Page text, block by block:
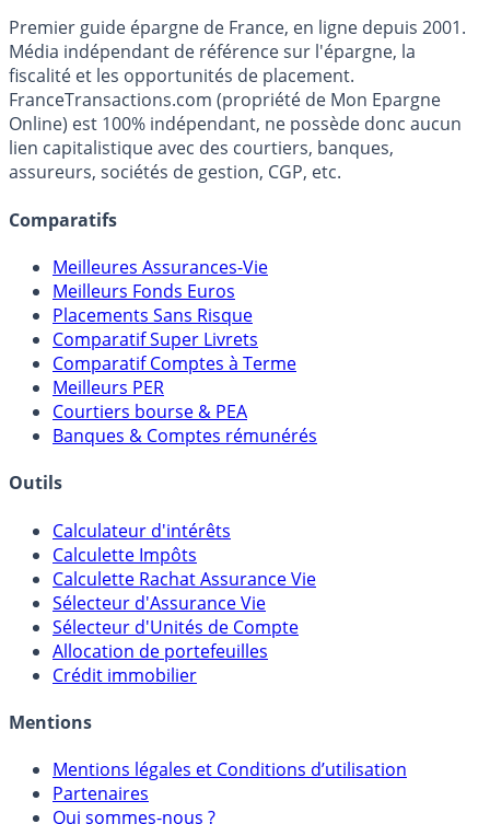
Premier guide épargne de France, en ligne depuis 2001.
Média indépendant de référence sur l'épargne, la
fiscalité et les opportunités de placement.
FranceTransactions.com (propriété de Mon Epargne
Online) est 100% indépendant, ne possède donc aucun
lien capitalistique avec des courtiers, banques,
assureurs, sociétés de gestion, CGP, etc.
Comparatifs
Meilleures Assurances-Vie
Meilleurs Fonds Euros
Placements Sans Risque
Comparatif Super Livrets
Comparatif Comptes à Terme
Meilleurs PER
Courtiers bourse & PEA
Banques & Comptes rémunérés
Outils
Calculateur d'intérêts
Calculette Impôts
Calculette Rachat Assurance Vie
Sélecteur d'Assurance Vie
Sélecteur d'Unités de Compte
Allocation de portefeuilles
Crédit immobilier
Mentions
Mentions légales et Conditions d’utilisation
Partenaires
Qui sommes-nous ?